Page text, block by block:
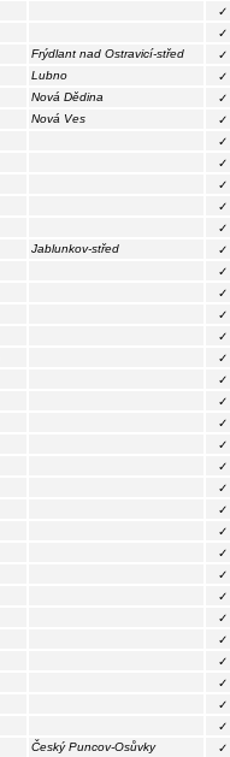
✓
✓
Frýdlant nad Ostravicí-střed
✓
Lubno
✓
Nová Dědina
✓
Nová Ves
✓
✓
✓
✓
✓
✓
Jablunkov-střed
✓
✓
✓
✓
✓
✓
✓
✓
✓
✓
✓
✓
✓
✓
✓
✓
✓
✓
✓
✓
✓
✓
✓
Český Puncov-Osůvky
✓